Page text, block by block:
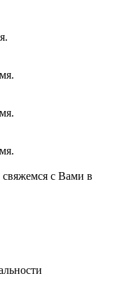
с Вами в